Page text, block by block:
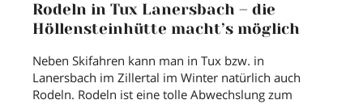
Rodeln in Tux Lanersbach – die
Höllensteinhütte macht’s möglich
Neben Skifahren kann man in Tux bzw. in
Lanersbach im Zillertal im Winter natürlich auch
Rodeln. Rodeln ist eine tolle Abwechslung zum